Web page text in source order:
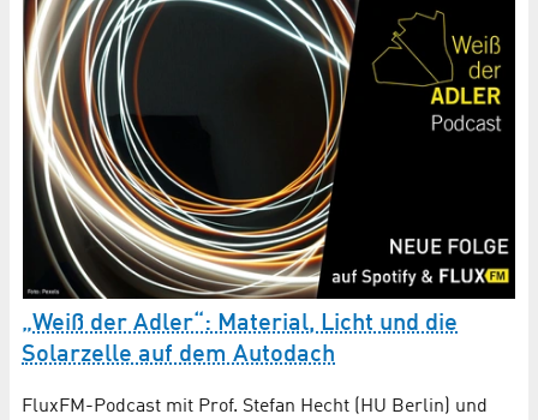
„Weiß der Adler“: Material, Licht und die
Solarzelle auf dem Autodach
FluxFM-Podcast mit Prof. Stefan Hecht (HU Berlin) und